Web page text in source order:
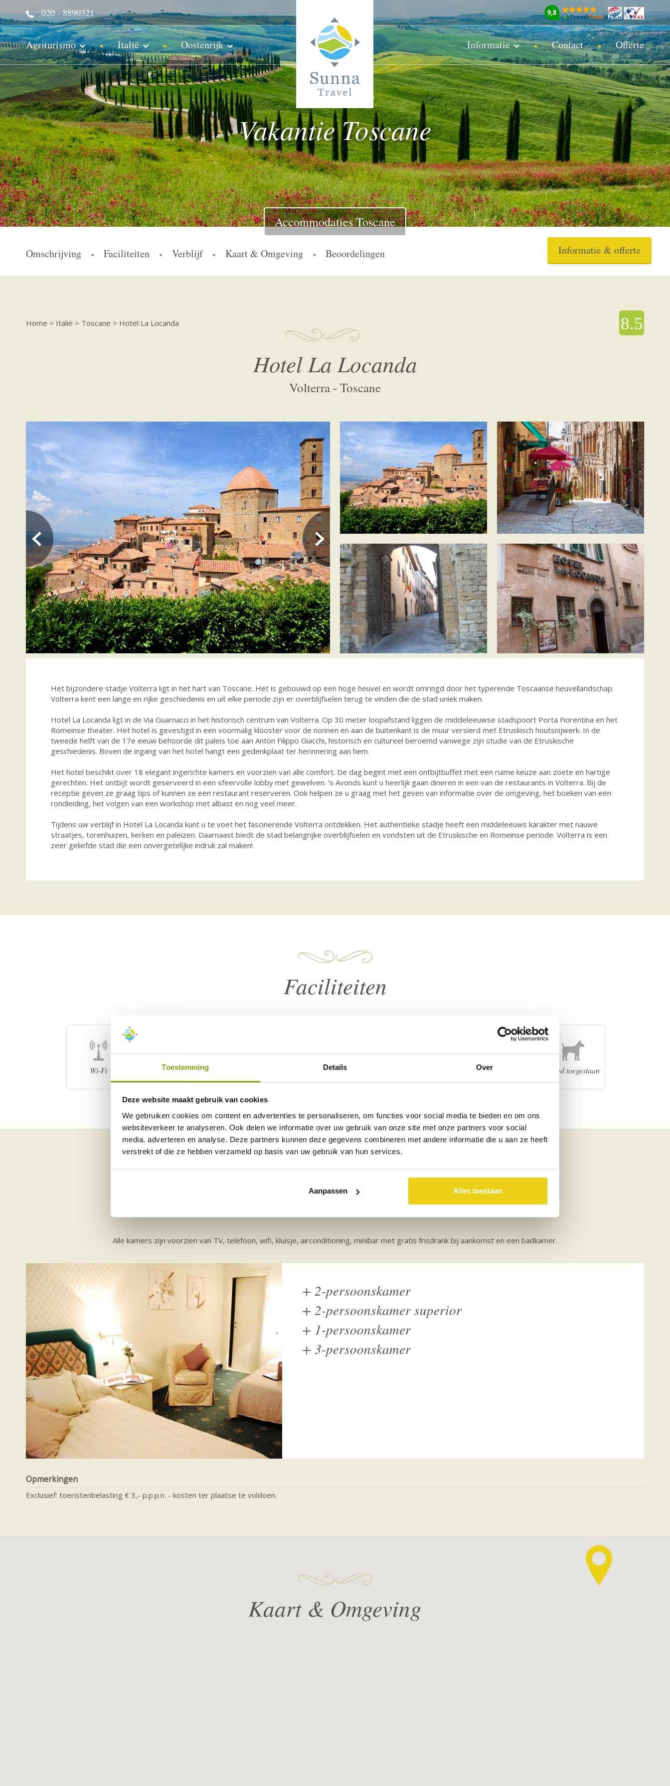
Toestemming Details Over
Deze website maakt gebruik van cookies
We gebruiken cookies om content en advertenties te personaliseren, om functies voor social media te bieden en om ons
websiteverkeer te analyseren. Ook delen we informatie over uw gebruik van onze site met onze partners voor social
media, adverteren en analyse. Deze partners kunnen deze gegevens combineren met andere informatie die u aan ze heeft
verstrekt of die ze hebben verzameld op basis van uw gebruik van hun services.
Aanpassen Alles toestaan
020 - 8890321 9,8
Agriturismo Italië Oostenrijk Informatie Contact Offerte
Vakantie Toscane
Accommodaties Toscane
Omschrijving Faciliteiten Verblijf Kaart & Omgeving Beoordelingen Informatie & offerte
8.5
Home > Italië > Toscane > Hotel La Locanda
Hotel La Locanda
Volterra - Toscane
Het bijzondere stadje Volterra ligt in het hart van Toscane. Het is gebouwd op een hoge heuvel en wordt omringd door het typerende Toscaanse heuvellandschap.
Volterra kent een lange en rijke geschiedenis en uit elke periode zijn er overblijfselen terug te vinden die de stad uniek maken.
Hotel La Locanda ligt in de Via Guarnacci in het historisch centrum van Volterra. Op 30 meter loopafstand liggen de middeleeuwse stadspoort Porta Fiorentina en het
Romeinse theater. Het hotel is gevestigd in een voormalig klooster voor de nonnen en aan de buitenkant is de muur versierd met Etruskisch houtsnijwerk. In de
tweede helft van de 17e eeuw behoorde dit paleis toe aan Anton Filippo Giacchi, historisch en cultureel beroemd vanwege zijn studie van de Etruskische
geschiedenis. Boven de ingang van het hotel hangt een gedenkplaat ter herinnering aan hem.
Het hotel beschikt over 18 elegant ingerichte kamers en voorzien van alle comfort. De dag begint met een ontbijtbuffet met een ruime keuze aan zoete en hartige
gerechten. Het ontbijt wordt geserveerd in een sfeervolle lobby met gewelven. ’s Avonds kunt u heerlijk gaan dineren in een van de restaurants in Volterra. Bij de
receptie geven ze graag tips of kunnen ze een restaurant reserveren. Ook helpen ze u graag met het geven van informatie over de omgeving, het boeken van een
rondleiding, het volgen van een workshop met albast en nog veel meer.
Tijdens uw verblijf in Hotel La Locanda kunt u te voet het fascinerende Volterra ontdekken. Het authentieke stadje heeft een middeleeuws karakter met nauwe
straatjes, torenhuizen, kerken en paleizen. Daarnaast biedt de stad belangrijke overblijfselen en vondsten uit de Etruskische en Romeinse periode. Volterra is een
zeer geliefde stad die een onvergetelijke indruk zal maken!
Faciliteiten
Wi-Fi Föhn Airconditioning Hond toegestaan
Verblijf
Alle kamers zijn voorzien van TV, telefoon, wifi, kluisje, airconditioning, minibar met gratis frisdrank bij aankomst en een badkamer.
+2-persoonskamer
+2-persoonskamer superior
+ 1-persoonskamer
+3-persoonskamer
Opmerkingen
Exclusief: toeristenbelasting € 3,- p.p.p.n. - kosten ter plaatse te voldoen.
Kaart & Omgeving